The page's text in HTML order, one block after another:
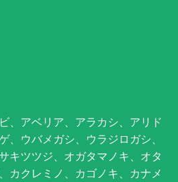
、アベリア、アラカシ、アリド
、ウバメガシ、ウラジロガシ、
キツツジ、オガタマノキ、オタ
カクレミノ、カゴノキ、カナメ